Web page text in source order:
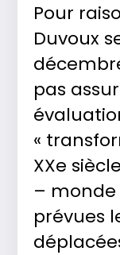
Pour
Duvoux
pas
«
XXe
– monde
prévues